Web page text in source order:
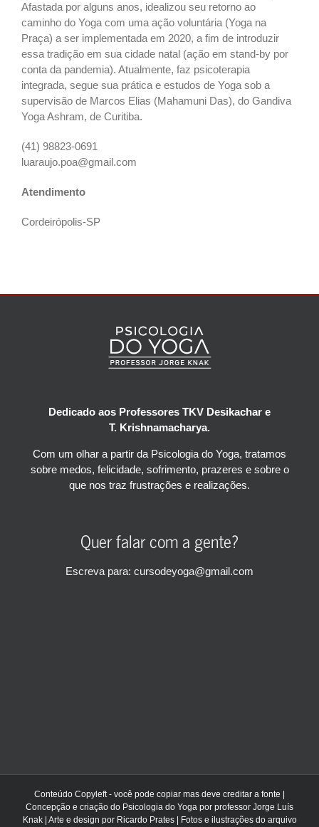
Afastada por alguns anos, idealizou seu retorno ao
caminho do Yoga com uma ação voluntária (Yoga na
Praça) a ser implementada em 2020, a fim de introduzir
essa tradição em sua cidade natal (ação em stand-by por
conta da pandemia). Atualmente, faz psicoterapia
integrada, segue sua prática e estudos de Yoga sob a
supervisão de Marcos Elias (Mahamuni Das), do Gandiva
Yoga Ashram, de Curitiba.
(41) 98823-0691
luaraujo.poa@gmail.com
Atendimento
Cordeirópolis-SP
Dedicado aos Professores TKV Desikachar e
T. Krishnamacharya.
Com um olhar a partir da Psicologia do Yoga, tratamos
sobre medos, felicidade, sofrimento, prazeres e sobre o
que nos traz frustrações e realizações.
Quer falar com a gente?
Escreva para: cursodeyoga@gmail.com
Conteúdo Copyleft - você pode copiar mas deve creditar a fonte |
Concepção e criação do Psicologia do Yoga por professor Jorge Luís
Knak | Arte e design por Ricardo Prates | Fotos e ilustrações do arquivo